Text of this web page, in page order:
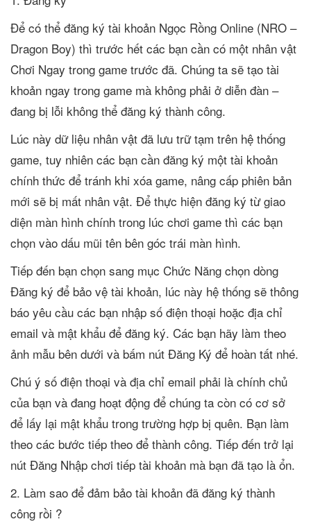
Để có thể đăng ký tài khoản Ngọc Rồng Online (NRO –
Dragon Boy) thì trước hết các bạn cần có một nhân vật
Chơi Ngay trong game trước đã. Chúng ta sẽ tạo tài
khoản ngay trong game mà không phải ở diễn đàn –
đang bị lỗi không thể đăng ký thành công.
Lúc này dữ liệu nhân vật đã lưu trữ tạm trên hệ thống
game, tuy nhiên các bạn cần đăng ký một tài khoản
chính thức để tránh khi xóa game, nâng cấp phiên bản
mới sẽ bị mất nhân vật. Để thực hiện đăng ký từ giao
diện màn hình chính trong lúc chơi game thì các bạn
chọn vào dấu mũi tên bên góc trái màn hình.
Tiếp đến bạn chọn sang mục Chức Năng chọn dòng
Đăng ký để bảo vệ tài khoản, lúc này hệ thống sẽ thông
báo yêu cầu các bạn nhập số điện thoại hoặc địa chỉ
email và mật khẩu để đăng ký. Các bạn hãy làm theo
ảnh mẫu bên dưới và bấm nút Đăng Ký để hoàn tất nhé.
Chú ý số điện thoại và địa chỉ email phải là chính chủ
của bạn và đang hoạt động để chúng ta còn có cơ sở
để lấy lại mật khẩu trong trường hợp bị quên. Bạn làm
theo các bước tiếp theo để thành công. Tiếp đến trở lại
nút Đăng Nhập chơi tiếp tài khoản mà bạn đã tạo là ổn.
2. Làm sao để đảm bảo tài khoản đã đăng ký thành
công rồi ?